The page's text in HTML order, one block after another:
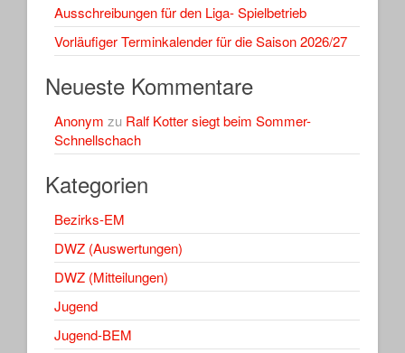
Ausschreibungen für den Liga- Spielbetrieb
Vorläufiger Terminkalender für die Saison 2026/27
Neueste Kommentare
Anonym zu Ralf Kotter siegt beim Sommer-
Schnellschach
Kategorien
Bezirks-EM
DWZ (Auswertungen)
DWZ (Mitteilungen)
Jugend
Jugend-BEM